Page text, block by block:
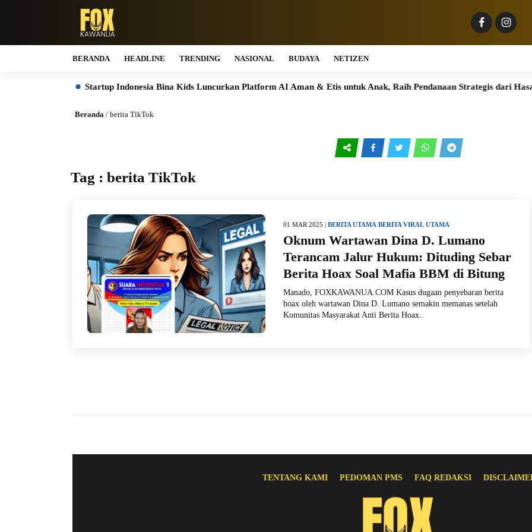
BERANDA HEADLINE TRENDING NASIONAL BUDAYA NETIZEN
Startup Indonesia Bina Kids Luncurkan Platform AI Aman & Etis untuk Anak, Raih Pendanaan Strategis dari Hasan
Beranda / berita TikTok
Tag : berita TikTok
01 MAR 2025 | BERITA UTAMA BERITA VIRAL UTAMA
Oknum Wartawan Dina D. Lumano
Terancam Jalur Hukum: Dituding Sebar
Berita Hoax Soal Mafia BBM di Bitung
Manado, FOXKAWANUA.COM Kasus dugaan penyebaran berita
hoax oleh wartawan Dina D. Lumano semakin memanas setelah
Komunitas Masyarakat Anti Berita Hoax..
TENTANG KAMI PEDOMAN PMS FAQ REDAKSI